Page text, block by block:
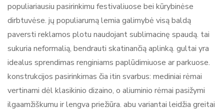
populiariausiu pasirinkimu festivaliuose bei kūrybinėse
dirbtuvėse. jų populiarumą lemia galimybė visą baldą
paversti reklamos plotu naudojant sublimacinę spaudą. tai
sukuria neformalią, bendrauti skatinančią aplinką. gultai yra
idealus sprendimas renginiams paplūdimiuose ar parkuose.
konstrukcijos pasirinkimas čia itin svarbus: mediniai rėmai
vertinami dėl klasikinio dizaino, o aliuminio rėmai pasižymi
ilgaamžiškumu ir lengva priežiūra. abu variantai leidžia greitai